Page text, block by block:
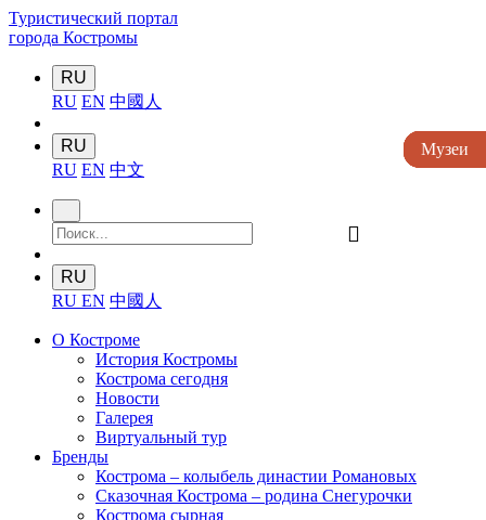
Туристический портал
города Костромы
RU
RU EN 中國人
RU
RU EN 中文
󰍉
RU
RU EN 中國人
О Костроме
История Костромы
Кострома сегодня
Новости
Галерея
Виртуальный тур
Бренды
Кострома – колыбель династии Романовых
Сказочная Кострома – родина Снегурочки
Кострома сырная
Музеи
Музеи
Музеи
Музеи
Музеи